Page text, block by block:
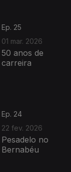
Ep. 25
01 mar. 2026
50 anos de
carreira
Ep. 24
22 fev. 2026
Pesadelo no
Bernabéu